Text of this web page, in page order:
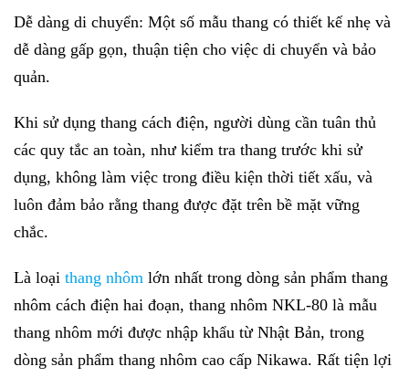
Dễ dàng di chuyển: Một số mẫu thang có thiết kế nhẹ và
dễ dàng gấp gọn, thuận tiện cho việc di chuyển và bảo
quản.
Khi sử dụng thang cách điện, người dùng cần tuân thủ
các quy tắc an toàn, như kiểm tra thang trước khi sử
dụng, không làm việc trong điều kiện thời tiết xấu, và
luôn đảm bảo rằng thang được đặt trên bề mặt vững
chắc.
Là loại thang nhôm lớn nhất trong dòng sản phẩm thang
nhôm cách điện hai đoạn, thang nhôm NKL-80 là mẫu
thang nhôm mới được nhập khẩu từ Nhật Bản, trong
dòng sản phẩm thang nhôm cao cấp Nikawa. Rất tiện lợi